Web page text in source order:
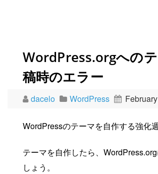
WordPress.orgへの
稿時のエラー
dacelo WordPress
WordPressのテーマを自作する強化週
テーマを自作したら、
しょう。